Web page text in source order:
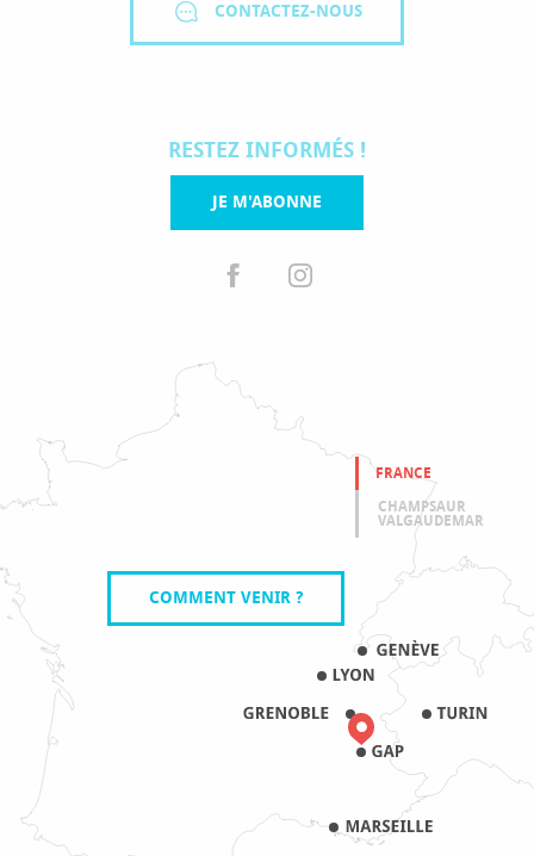
CONTACTEZ-NOUS
RESTEZ INFORMÉS !
JE M'ABONNE
FRANCE
CHAMPSAUR
VALGAUDEMAR
COMMENT VENIR ?